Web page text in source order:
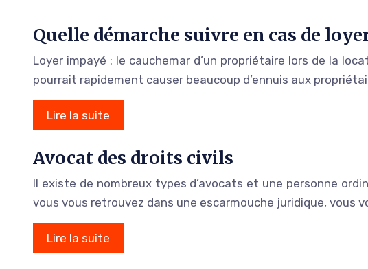
Quelle démarche suivre en cas de
Loyer impayé : le cauchemar d’un propriétaire lors de la
pourrait rapidement causer beaucoup d’ennuis aux
Lire la suite
Avocat des droits civils
Il existe de nombreux types d’avocats et une personne
vous vous retrouvez dans une escarmouche juridique, vous
Lire la suite